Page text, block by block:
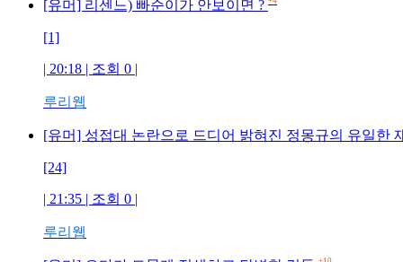
[유머] 리센느) 빠순이가 안보이면 ?
[1]
| 20:18 | 조회 0 |
루리웹
[유머] 성접대 논란으로 드디어 밝혀진 정몽규의 유일한
[24]
| 21:35 | 조회 0 |
루리웹